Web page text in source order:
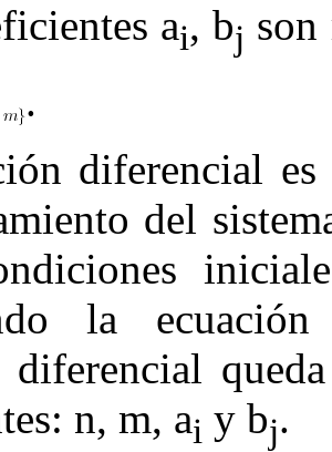
ai,bj son
.
diferencial
del
la
diferencial
n, m, ai y bj.